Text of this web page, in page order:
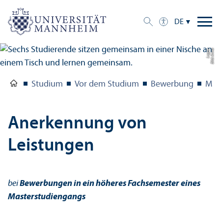
DE
Bil
d:
A
n
n
a
L
o
g
u
e
Studium Vor dem Studium Bewerbung
Anerkennung von
Leistungen
beiBewerbungen in ein höheres Fach­semester eines
Master­studien­gangs